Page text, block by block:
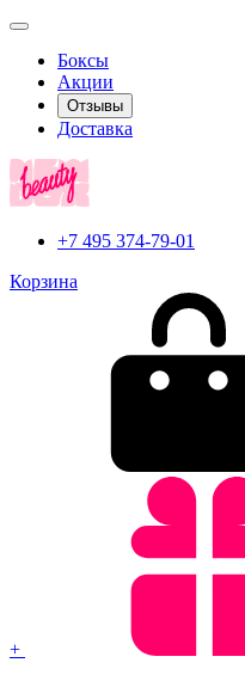
Боксы
Акции
Отзывы
Доставка
+7 495 374-79-01
Корзина
+